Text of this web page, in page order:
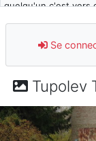
quelqu'un c'est vers
d9pouces: désolé
jours : je teste des
paxwax : Super, la
d9pouces : je suis
comprendre
Se
Tupolev